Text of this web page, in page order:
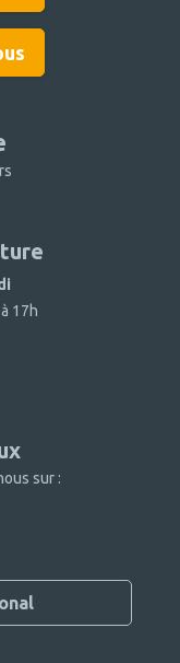
17h
sur :